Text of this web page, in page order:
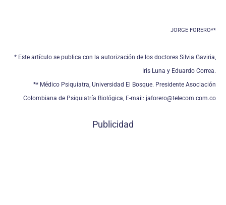
JORGE FORERO**
* Este artículo se publica con la autorización de los doctores Silvia Gaviria,
Iris Luna y Eduardo Correa.
** Médico Psiquiatra, Universidad El Bosque. Presidente Asociación
Colombiana de Psiquiatría Biológica, E-mail: jaforero@telecom.com.co
Publicidad